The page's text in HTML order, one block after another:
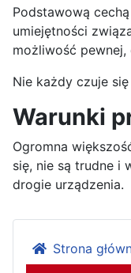
Podstawową
umiejętności
możliwość pewnej,
Nie każdy czuje
Warunki
Ogromna
się, nie są trudne i
drogie urządzenia.
Strona